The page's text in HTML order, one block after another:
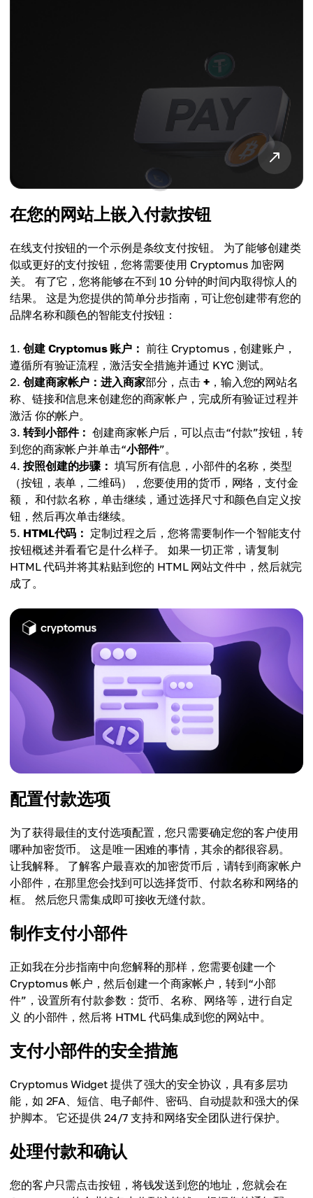
在您的网站上嵌入付款按钮
在线支付按钮的一个示例是条纹支付按钮。 为了能够创建类
似或更好的支付按钮，您将需要使用 Cryptomus 加密网
关。 有了它，您将能够在不到 10 分钟的时间内取得惊人的
结果。 这是为您提供的简单分步指南，可让您创建带有您的
品牌名称和颜色的智能支付按钮：
创建 Cryptomus 账户： 前往 Cryptomus，创建账户，
遵循所有验证流程，激活安全措施并通过 KYC 测试。
创建商家帐户：进入商家部分，点击 +，输入您的网站名
称、链接和信息来创建您的商家帐户，完成所有验证过程并
激活 你的帐户。
转到小部件： 创建商家帐户后，可以点击“付款”按钮，转
到您的商家帐户并单击“小部件”。
按照创建的步骤： 填写所有信息，小部件的名称，类型
（按钮，表单，二维码），您要使用的货币，网络，支付金
额， 和付款名称，单击继续，通过选择尺寸和颜色自定义按
钮，然后再次单击继续。
HTML代码： 定制过程之后，您将需要制作一个智能支付
按钮概述并看看它是什么样子。 如果一切正常，请复制
HTML 代码并将其粘贴到您的 HTML 网站文件中，然后就完
成了。
配置付款选项
为了获得最佳的支付选项配置，您只需要确定您的客户使用
哪种加密货币。 这是唯一困难的事情，其余的都很容易。
让我解释。 了解客户最喜欢的加密货币后，请转到商家帐户
小部件，在那里您会找到可以选择货币、付款名称和网络的
框。 然后您只需集成即可接收无缝付款。
制作支付小部件
正如我在分步指南中向您解释的那样，您需要创建一个
Cryptomus 帐户，然后创建一个商家帐户，转到“小部
件”，设置所有付款参数：货币、名称、网络等，进行自定
义 的小部件，然后将 HTML 代码集成到您的网站中。
支付小部件的安全措施
Cryptomus Widget 提供了强大的安全协议，具有多层功
能，如 2FA、短信、电子邮件、密码、自动提款和强大的保
护脚本。 它还提供 24/7 支持和网络安全团队进行保护。
处理付款和确认
您的客户只需点击按钮，将钱发送到您的地址，您就会在